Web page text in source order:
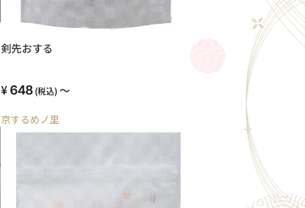
剣先おする
648(税込) ～
京するめノ里